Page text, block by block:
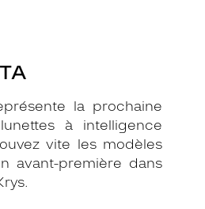
la prochaine
à intelligence
vite les modèles
avant-première dans